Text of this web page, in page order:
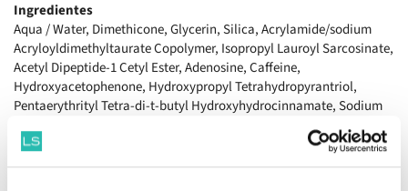
Ingredientes
Aqua / Water, Dimethicone, Glycerin, Silica, Acrylamide/sodium
Acryloyldimethyltaurate Copolymer, Isopropyl Lauroyl Sarcosinate,
Acetyl Dipeptide-1 Cetyl Ester, Adenosine, Caffeine,
Hydroxyacetophenone, Hydroxypropyl Tetrahydropyrantriol,
Pentaerythrityl Tetra-di-t-butyl Hydroxyhydrocinnamate, Sodium
Hyaluronate, Triethanolamine, Trisodium Ethylenediamine
Disuccinate, Ascorbyl Glucoside, Retinyl Palmitate, Tocopheryl
Acetate, Acrylates/c10-30 Alkyl Acrylate Crosspolymer, Butylene